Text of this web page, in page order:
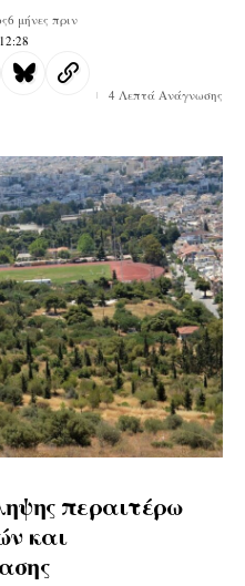
6 μήνες πριν
4 Λεπτά Ανάγνωσης
περαιτέρω
και